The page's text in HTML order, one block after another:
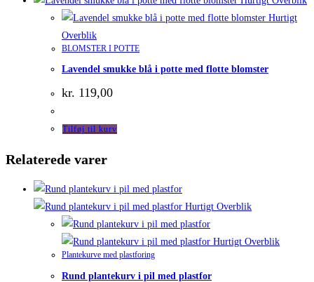
Hurtigt
Overblik
BLOMSTER I POTTE
Lavendel smukke blå i potte med flotte blomster
kr. 119,00
Tilføj til kurv
Relaterede varer
Hurtigt Overblik
Hurtigt Overblik
Plantekurve med plastforing
Rund plantekurv i pil med plastfor